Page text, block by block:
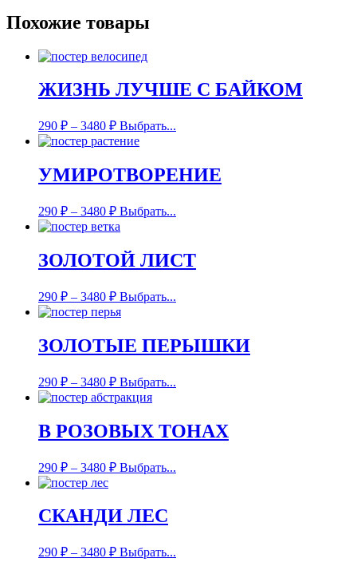
Похожие товары
ЖИЗНЬ ЛУЧШЕ С БАЙКОМ
290 ₽ – 3480 ₽ Выбрать...
УМИРОТВОРЕНИЕ
290 ₽ – 3480 ₽ Выбрать...
ЗОЛОТОЙ ЛИСТ
290 ₽ – 3480 ₽ Выбрать...
ЗОЛОТЫЕ ПЕРЫШКИ
290 ₽ – 3480 ₽ Выбрать...
В РОЗОВЫХ ТОНАХ
290 ₽ – 3480 ₽ Выбрать...
СКАНДИ ЛЕС
290 ₽ – 3480 ₽ Выбрать...